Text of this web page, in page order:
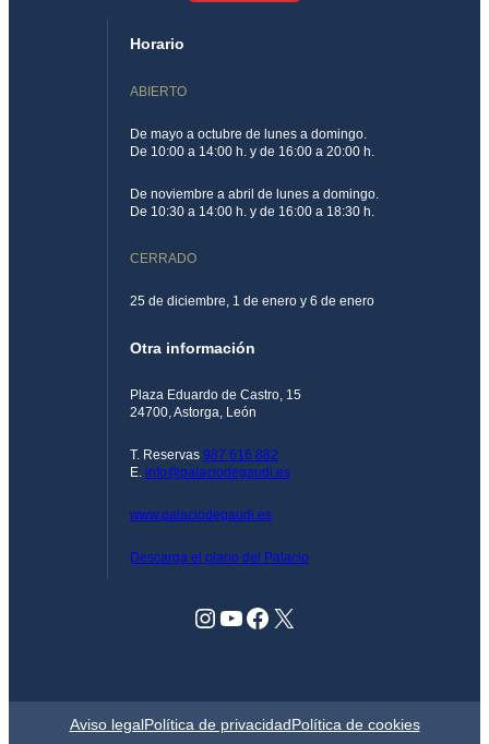
Horario
ABIERTO
De mayo a octubre de lunes a domingo.
De 10:00 a 14:00 h. y de 16:00 a 20:00 h.
De noviembre a abril de lunes a domingo.
De 10:30 a 14:00 h. y de 16:00 a 18:30 h.
CERRADO
25 de diciembre, 1 de enero y 6 de enero
Otra información
Plaza Eduardo de Castro, 15
24700, Astorga, León
T. Reservas 987 616 882
E. info@palaciodegaudi.es
www.palaciodegaudi.es
Descarga el plano del Palacio
Instagram
YouTube
Facebook
X
Aviso legalPolítica de privacidadPolítica de cookies